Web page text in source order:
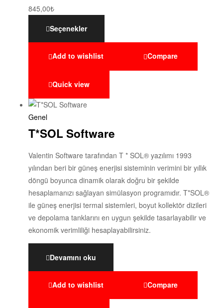
845,00₺
Seçenekler
Add to wishlist Compare
Quick view
Genel
T*SOL Software
Valentin Software tarafından T * SOL® yazılımı 1993
yılından beri bir güneş enerjisi sisteminin verimini bir yıllık
döngü boyunca dinamik olarak doğru bir şekilde
hesaplamanızı sağlayan simülasyon programıdır. T*SOL®
ile güneş enerjisi termal sistemleri, boyut kollektör dizileri
ve depolama tanklarını en uygun şekilde tasarlayabilir ve
ekonomik verimliliği hesaplayabilirsiniz.
Devamını oku
Add to wishlist Compare